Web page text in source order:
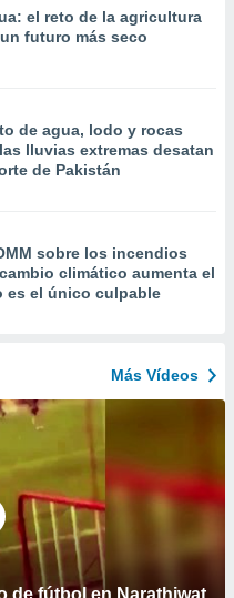
el reto de la agricultura
futuro más seco
de agua, lodo y rocas
lluvias extremas desatan
de Pakistán
sobre los incendios
climático aumenta el
es el único culpable
Más Vídeos
de fútbol en Narathiwat,